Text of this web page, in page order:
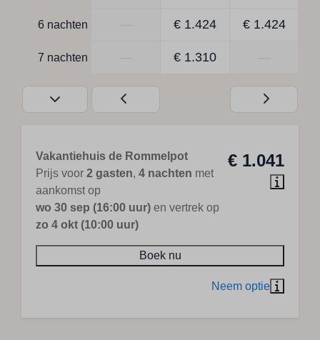
6 nachten € 1.424 € 1.424
7 nachten € 1.310
€ 1.041
Vakantiehuis de Rommelpot
Prijs voor 2 gasten, 4 nachten met
aankomst op
wo 30 sep (16:00 uur) en vertrek op
zo 4 okt (10:00 uur)
Boek nu